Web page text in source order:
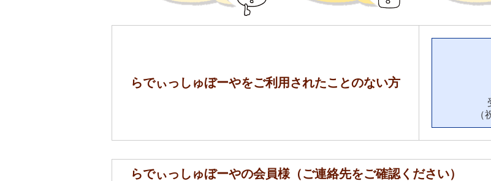
らでぃっしゅぼーやをご利用されたことのない方
（
らでぃっしゅぼーやの会員様（ご連絡先をご確認ください）